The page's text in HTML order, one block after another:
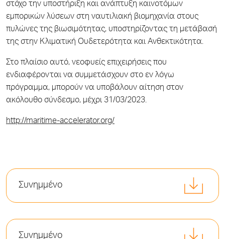
στόχο την υποστήριξη και ανάπτυξη καινοτόμων
εμπορικών λύσεων στη ναυτιλιακή βιομηχανία στους
πυλώνες της βιωσιμότητας, υποστηρίζοντας τη μετάβασή
της στην Κλιματική Ουδετερότητα και Ανθεκτικότητα.
Στο πλαίσιο αυτό, νεοφυείς επιχειρήσεις που
ενδιαφέρονται να συμμετάσχουν στο εν λόγω
πρόγραμμα, μπορούν να υποβάλουν αίτηση στον
ακόλουθο σύνδεσμο, μέχρι 31/03/2023.
http://maritime-accelerator.org/
Συνημμένο
Συνημμένο